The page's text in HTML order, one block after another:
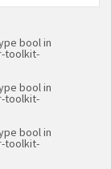
bool in
toolkit-
bool in
toolkit-
bool in
toolkit-